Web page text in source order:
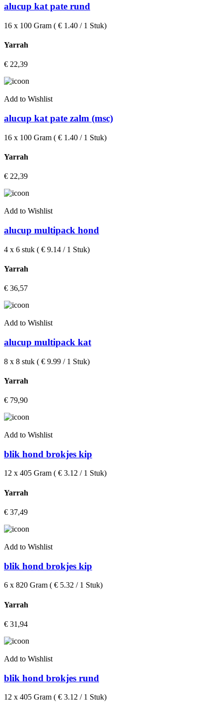
alucup kat pate rund
16 x 100 Gram ( € 1.40 / 1 Stuk)
Yarrah
€ 22,39
Add to Wishlist
alucup kat pate zalm (msc)
16 x 100 Gram ( € 1.40 / 1 Stuk)
Yarrah
€ 22,39
Add to Wishlist
alucup multipack hond
4 x 6 stuk ( € 9.14 / 1 Stuk)
Yarrah
€ 36,57
Add to Wishlist
alucup multipack kat
8 x 8 stuk ( € 9.99 / 1 Stuk)
Yarrah
€ 79,90
Add to Wishlist
blik hond brokjes kip
12 x 405 Gram ( € 3.12 / 1 Stuk)
Yarrah
€ 37,49
Add to Wishlist
blik hond brokjes kip
6 x 820 Gram ( € 5.32 / 1 Stuk)
Yarrah
€ 31,94
Add to Wishlist
blik hond brokjes rund
12 x 405 Gram ( € 3.12 / 1 Stuk)